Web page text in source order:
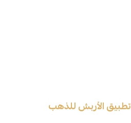
تطبيق الأربش للذهب